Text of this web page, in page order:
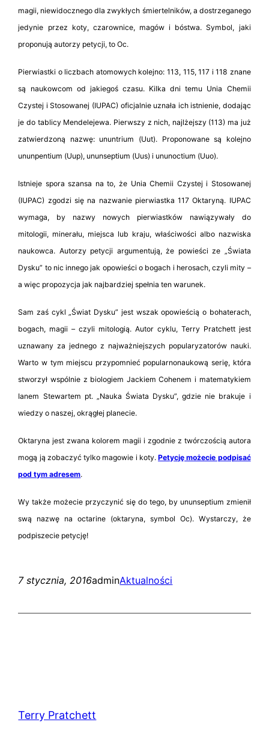
magii, niewidocznego dla zwykłych śmiertelników, a dostrzeganego
jedynie przez koty, czarownice, magów i bóstwa. Symbol, jaki
proponują autorzy petycji, to Oc.
Pierwiastki o liczbach atomowych kolejno: 113, 115, 117 i 118 znane
są naukowcom od jakiegoś czasu. Kilka dni temu Unia Chemii
Czystej i Stosowanej (IUPAC) oficjalnie uznała ich istnienie, dodając
je do tablicy Mendelejewa. Pierwszy z nich, najlżejszy (113) ma już
zatwierdzoną nazwę: ununtrium (Uut). Proponowane są kolejno
ununpentium (Uup), ununseptium (Uus) i ununoctium (Uuo).
Istnieje spora szansa na to, że Unia Chemii Czystej i Stosowanej
(IUPAC) zgodzi się na nazwanie pierwiastka 117 Oktaryną. IUPAC
wymaga, by nazwy nowych pierwiastków nawiązywały do
mitologii, minerału, miejsca lub kraju, właściwości albo nazwiska
naukowca. Autorzy petycji argumentują, że powieści ze „Świata
Dysku” to nic innego jak opowieści o bogach i herosach, czyli mity –
a więc propozycja jak najbardziej spełnia ten warunek.
Sam zaś cykl „Świat Dysku” jest wszak opowieścią o bohaterach,
bogach, magii – czyli mitologią. Autor cyklu, Terry Pratchett jest
uznawany za jednego z najważniejszych popularyzatorów nauki.
Warto w tym miejscu przypomnieć popularnonaukową serię, która
stworzył wspólnie z biologiem Jackiem Cohenem i matematykiem
Ianem Stewartem pt. „Nauka Świata Dysku”, gdzie nie brakuje i
wiedzy o naszej, okrągłej planecie.
Oktaryna jest zwana kolorem magii i zgodnie z twórczością autora
mogą ją zobaczyć tylko magowie i koty.Petycję możecie podpisać
pod tym adresem.
Wy także możecie przyczynić się do tego, by ununseptium zmienił
swą nazwę na octarine (oktaryna, symbol Oc). Wystarczy, że
podpiszecie petycję!
7 stycznia, 2016adminAktualności
Terry Pratchett